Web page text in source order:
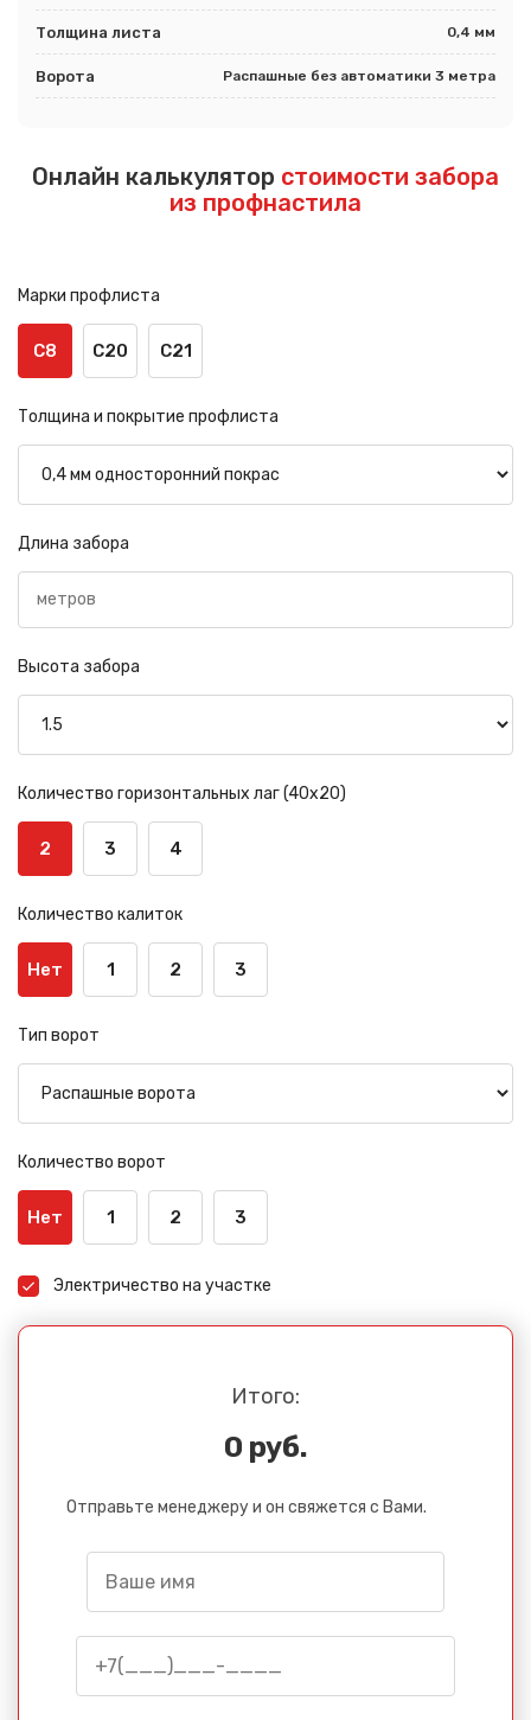
Толщина листа 0,4 мм
Ворота Распашные без автоматики 3 метра
Онлайн калькулятор стоимости забора
из профнастила
Марки профлиста
С8 С20 С21
Толщина и покрытие профлиста
Длина забора
Высота забора
Количество горизонтальных лаг (40х20)
2 3 4
Количество калиток
Нет 1 2 3
Тип ворот
Количество ворот
Нет 1 2 3
Электричество на участке
Итого:
0 руб.
Отправьте менеджеру и он свяжется с Вами.